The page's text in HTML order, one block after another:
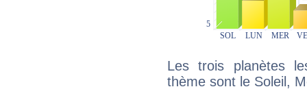
Les trois planètes
thème sont le Soleil,